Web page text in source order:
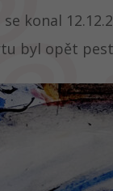
konal
byl opět